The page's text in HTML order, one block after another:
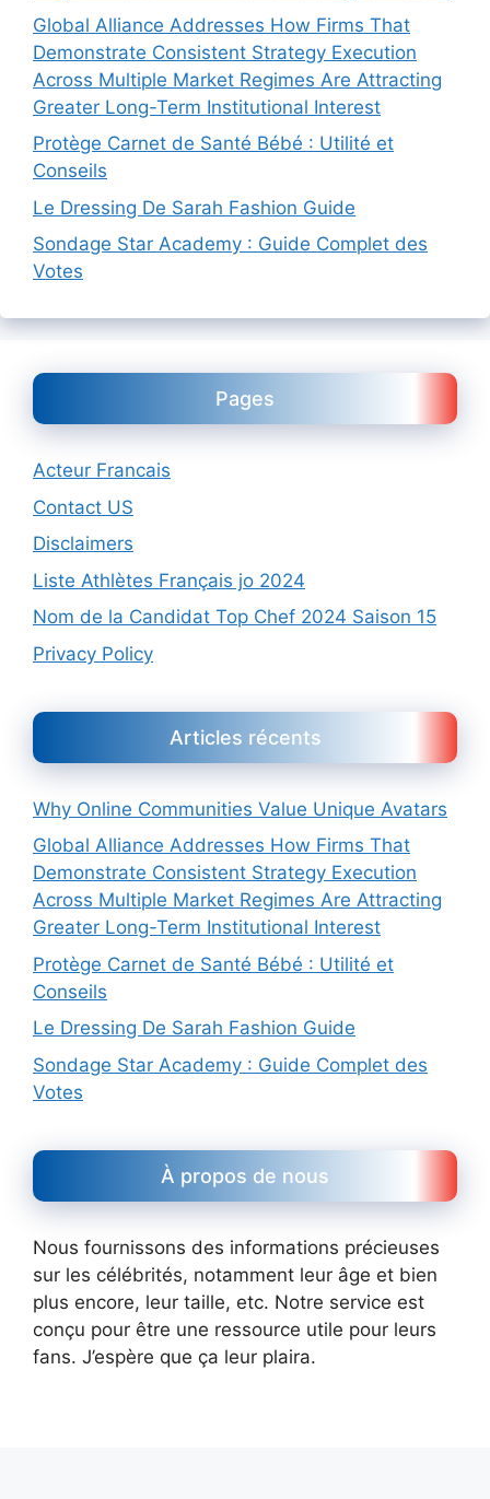
Global Alliance Addresses How Firms That
Demonstrate Consistent Strategy Execution
Across Multiple Market Regimes Are Attracting
Greater Long-Term Institutional Interest
Protège Carnet de Santé Bébé : Utilité et
Conseils
Le Dressing De Sarah Fashion Guide
Sondage Star Academy : Guide Complet des
Votes
Pages
Acteur Francais
Contact US
Disclaimers
Liste Athlètes Français jo 2024
Nom de la Candidat Top Chef 2024 Saison 15
Privacy Policy
Articles récents
Why Online Communities Value Unique Avatars
Global Alliance Addresses How Firms That
Demonstrate Consistent Strategy Execution
Across Multiple Market Regimes Are Attracting
Greater Long-Term Institutional Interest
Protège Carnet de Santé Bébé : Utilité et
Conseils
Le Dressing De Sarah Fashion Guide
Sondage Star Academy : Guide Complet des
Votes
À propos de nous
Nous fournissons des informations précieuses
sur les célébrités, notamment leur âge et bien
plus encore, leur taille, etc. Notre service est
conçu pour être une ressource utile pour leurs
fans. J’espère que ça leur plaira.